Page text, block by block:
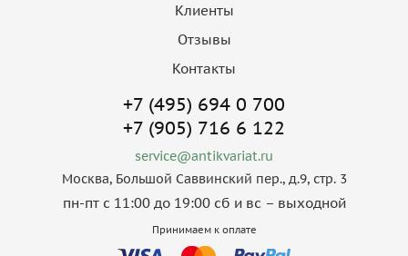
Клиенты
Отзывы
Контакты
+7 (495) 694 0 700
+7 (905) 716 6 122
service@antikvariat.ru
Москва, Большой Саввинский пер., д.9, стр. 3
пн-пт с 11:00 до 19:00 сб и вс – выходной
Принимаем к оплате